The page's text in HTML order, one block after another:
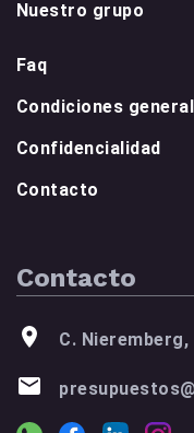
Nuestro grupo
Faq
Condiciones
Confidencialidad
Contacto
Contacto
C. Nieremberg,